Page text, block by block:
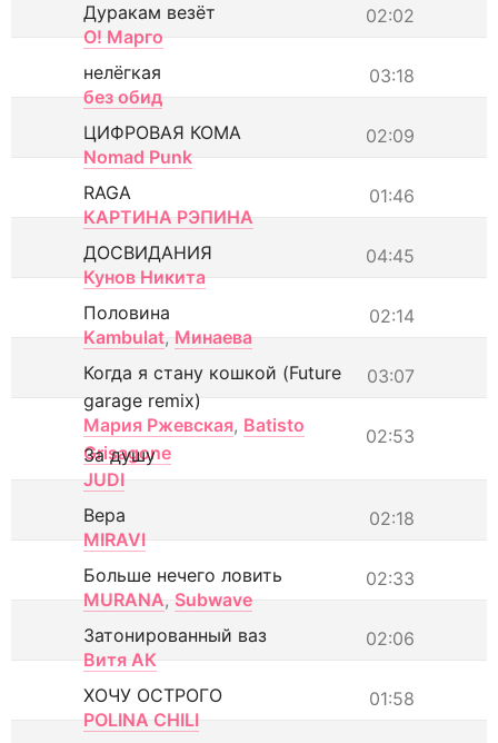
02:02
Дуракам везёт
О! Марго
03:18
нелёгкая
без обид
02:09
ЦИФРОВАЯ КОМА
Nomad Punk
01:46
RAGA
КАРТИНА РЭПИНА
04:45
ДОСВИДАНИЯ
Кунов Никита
02:14
Половина
Kambulat, Минаева
03:07
Когда я стану кошкой (Future
garage remix)
Мария Ржевская, Batisto
Grisagone
02:53
За душу
JUDI
02:18
Вера
MIRAVI
02:33
Больше нечего ловить
MURANA, Subwave
02:06
Затонированный ваз
Витя АК
01:58
ХОЧУ ОСТРОГО
POLINA CHILI